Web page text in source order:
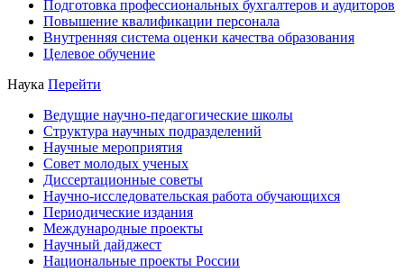
Подготовка профессиональных бухгалтеров и аудиторов
Повышение квалификации персонала
Внутренняя система оценки качества образования
Целевое обучение
Наука Перейти
Ведущие научно-педагогические школы
Структура научных подразделений
Научные мероприятия
Совет молодых ученых
Диссертационные советы
Научно-исследовательская работа обучающихся
Периодические издания
Международные проекты
Научный дайджест
Национальные проекты России